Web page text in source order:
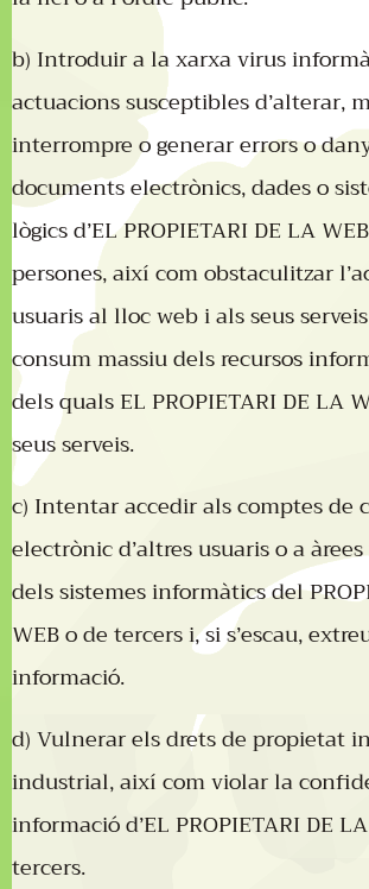
b) Introduir a la xarxa virus
actuacions susceptibles d’alterar,
interrompre o generar errors o
documents electrònics, dades o
lògics d’EL PROPIETARI DE LA
persones, així com obstaculitzar
usuaris al lloc web i als seus
consum massiu dels recursos
dels quals EL PROPIETARI DE LA
seus serveis.
c) Intentar accedir als comptes de
electrònic d’altres usuaris o a
dels sistemes informàtics del
WEB o de tercers i, si s’escau,
informació.
d) Vulnerar els drets de propietat
industrial, així com violar la
informació d’EL PROPIETARI DE
tercers.